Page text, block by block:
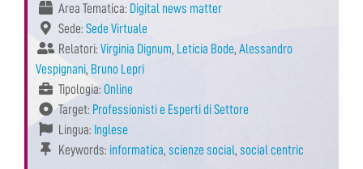
Area Tematica: Digital news matter
Sede: Sede Virtuale
Relatori: Virginia Dignum, Leticia Bode, Alessandro
Vespignani, Bruno Lepri
Tipologia: Online
Target: Professionisti e Esperti di Settore
Lingua: Inglese
Keywords: informatica, scienze social, social centric